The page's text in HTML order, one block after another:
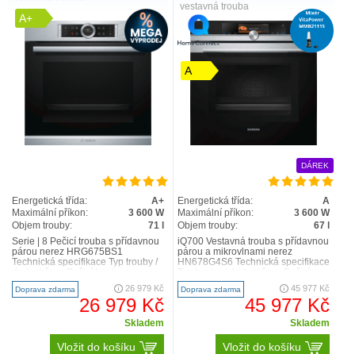
A+
Energetická třída:
A+
Maximální příkon:
3 600 W
Objem trouby:
71 l
Serie | 8 Pečicí trouba s přídavnou
párou nerez HRG675BS1
Technická specifikace Typ trouby /
přídavnou párou a 1..
Doprava zdarma 26 979 Kč
26 979 Kč
Skladem
Vložit do košíku
vestavná trouba
A
DÁREK
Energetická třída:
A
Maximální příkon:
3 600 W
Objem trouby:
67 l
iQ700 Vestavná trouba s přídavnou
párou a mikrovlnami nerez
HN678G4S6 Technická specifikace
trouba s pulseSt..
Doprava zdarma 45 977 Kč
45 977 Kč
Skladem
Vložit do košíku